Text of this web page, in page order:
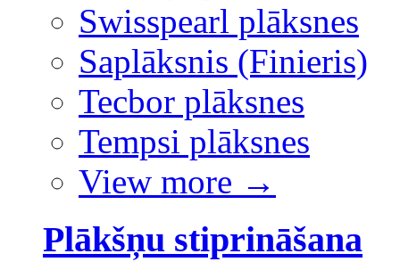
Swisspearl plāksnes
Saplāksnis (Finieris)
Tecbor plāksnes
Tempsi plāksnes
View more →
Plākšņu stiprināšana